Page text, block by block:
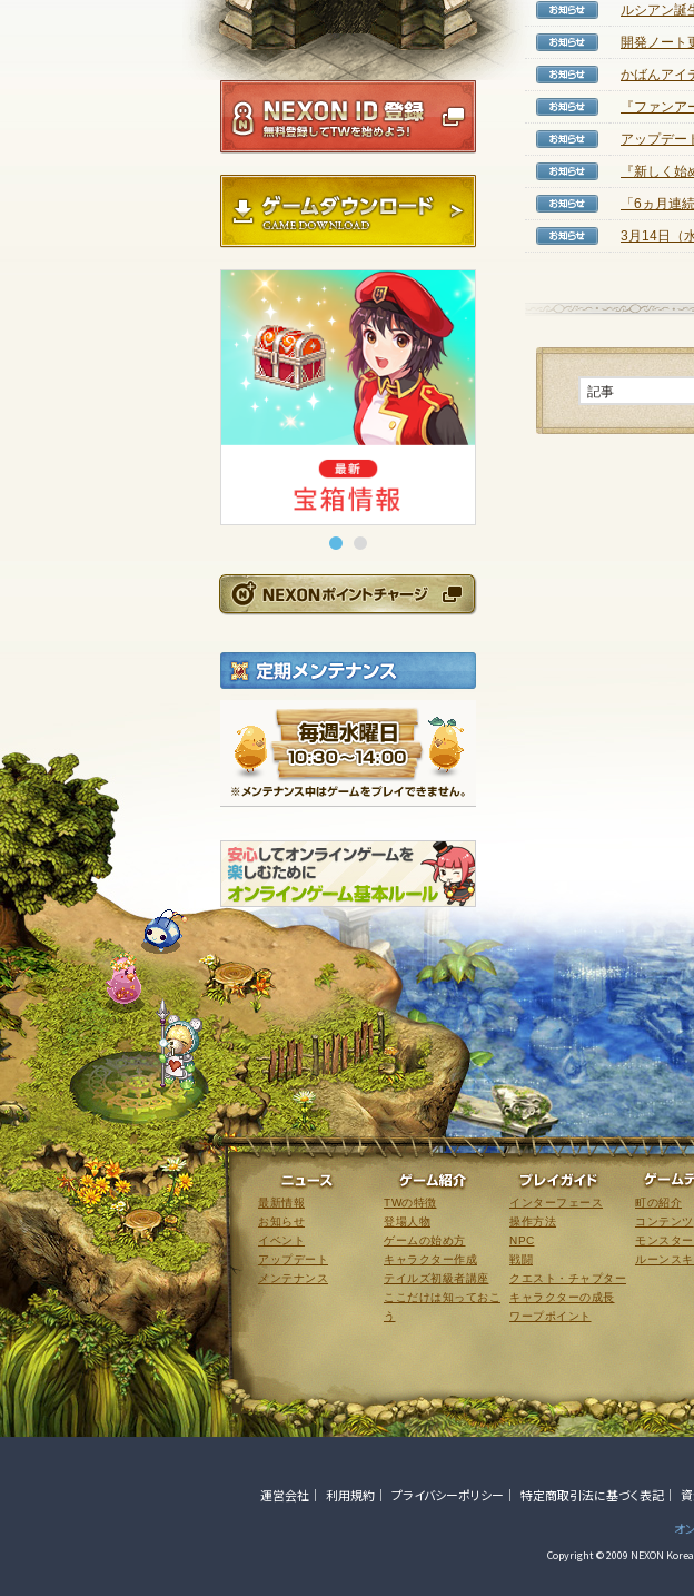
NEXON ID登録
ゲームダウンロード
【お知らせ】
ルシアン誕
【お知らせ】
開発ノート
【お知らせ】
かばんアイ
【お知らせ】
『ファン
【お知らせ】
アップデー
【お知らせ】
『新しく
【お知らせ】
「6ヵ月連
【お知らせ】
3月14日（
ニュース
最新情報
お知らせ
イベント
アップデート
メンテナンス
ゲーム紹介
TWの特徴
登場人物
ゲームの始め方
キャラクター作成
テイルズ初級者講座
ここだけは知っておこ
う
プレ
インターフェース
操作方法
NPC
戦闘
クエスト・チャプター
キャラクターの成長
ワープポイント
町の紹介
コンテンツ
モンスタ
ルーンス
運営会社 利用規約 プライバシーポリシー 特定商取引法に基づく表記
オ
Copyright © 2009 NEXON